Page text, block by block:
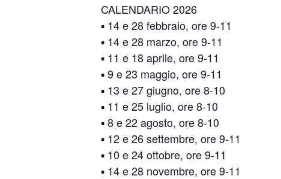
CALENDARIO 2026
▪️ 14 e 28 febbraio, ore 9-11
▪️ 14 e 28 marzo, ore 9-11
▪️ 11 e 18 aprile, ore 9-11
▪️ 9 e 23 maggio, ore 9-11
▪️ 13 e 27 giugno, ore 8-10
▪️ 11 e 25 luglio, ore 8-10
▪️ 8 e 22 agosto, ore 8-10
▪️ 12 e 26 settembre, ore 9-11
▪️ 10 e 24 ottobre, ore 9-11
▪️ 14 e 28 novembre, ore 9-11